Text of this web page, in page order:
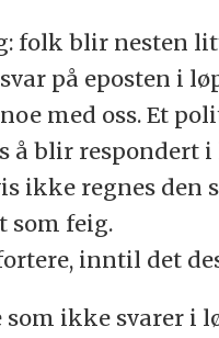
folk blir nesten
på eposten i
med oss. Et
å blir respondert i
ikke regnes den
som feig.
inntil det
som ikke svarer i